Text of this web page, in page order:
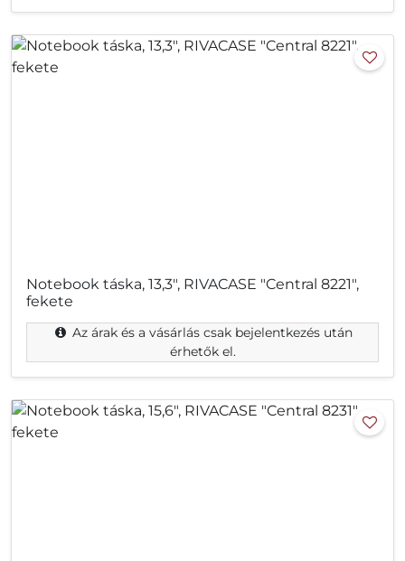
Notebook táska, 13,3", RIVACASE "Central 8221",
fekete
Az árak és a vásárlás csak bejelentkezés után
érhetők el.